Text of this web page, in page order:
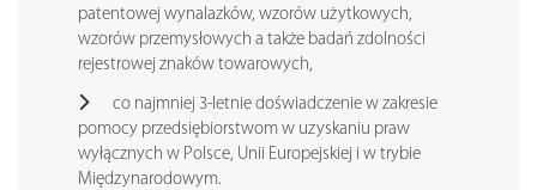
patentowej wynalazków, wzorów użytkowych,
wzorów przemysłowych a także badań zdolności
rejestrowej znaków towarowych,
co najmniej 3-letnie doświadczenie w zakresie
pomocy przedsiębiorstwom w uzyskaniu praw
wyłącznych w Polsce, Unii Europejskiej i w trybie
Międzynarodowym.